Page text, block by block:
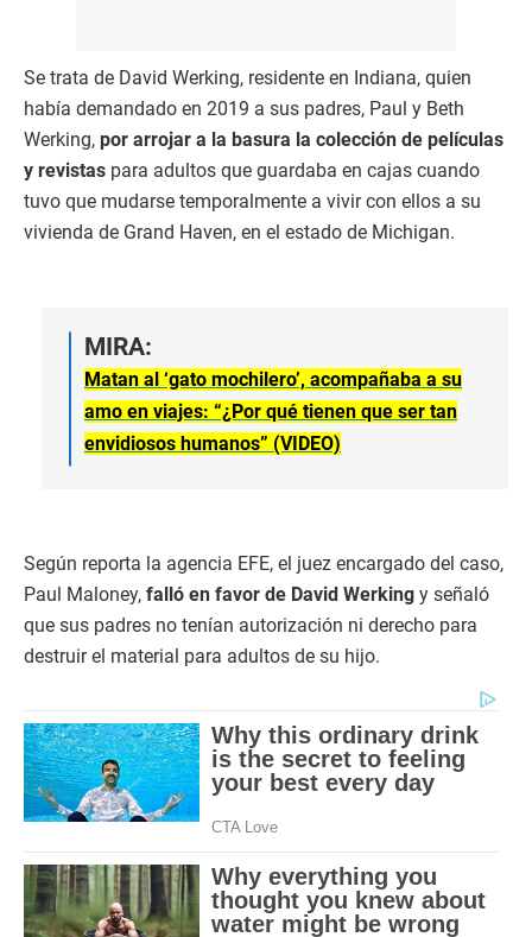
Se trata de David Werking, residente en Indiana, quien
había demandado en 2019 a sus padres, Paul y Beth
Werking, por arrojar a la basura la colección de películas
y revistas para adultos que guardaba en cajas cuando
tuvo que mudarse temporalmente a vivir con ellos a su
vivienda de Grand Haven, en el estado de Michigan.
MIRA:
Matan al ‘gato mochilero’, acompañaba a su
amo en viajes: “¿Por qué tienen que ser tan
envidiosos humanos” (VIDEO)
Según reporta la agencia EFE, el juez encargado del caso,
Paul Maloney, falló en favor de David Werking y señaló
que sus padres no tenían autorización ni derecho para
destruir el material para adultos de su hijo.